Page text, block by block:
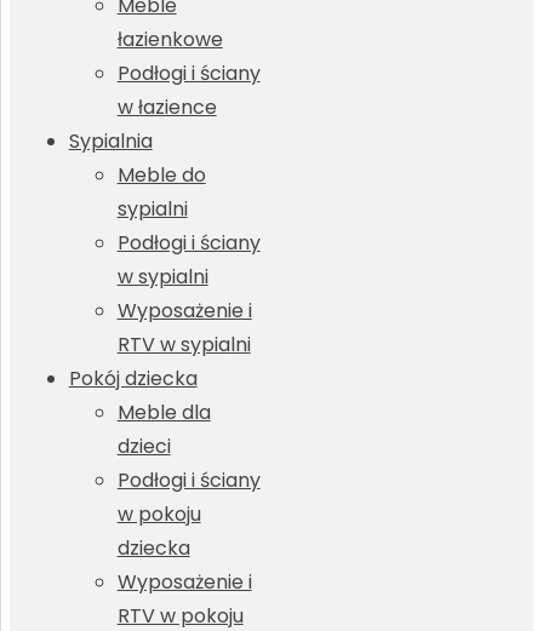
łazienkowe
Podłogi i ściany
w łazience
Sypialnia
Meble do
sypialni
Podłogi i ściany
w sypialni
Wyposażenie i
RTV w sypialni
Pokój dziecka
Meble dla
dzieci
Podłogi i ściany
w pokoju
dziecka
Wyposażenie i
RTV w pokoju